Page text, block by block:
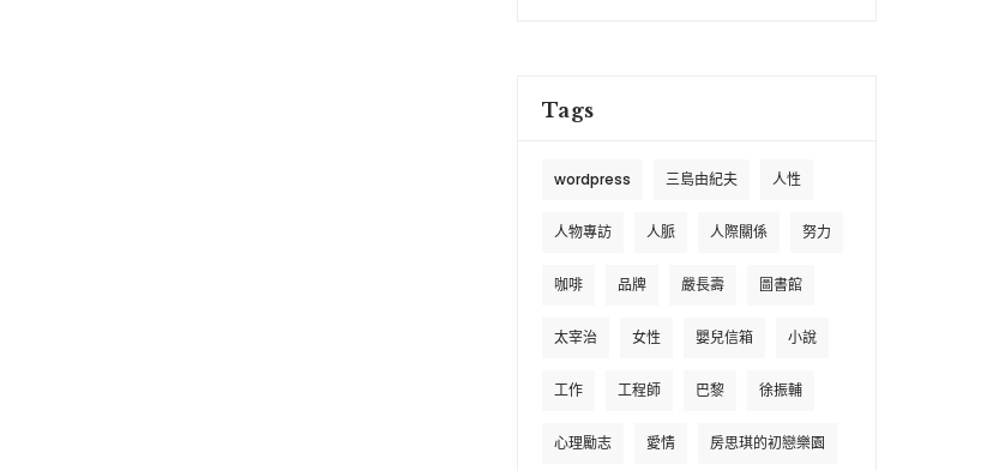
Tags
wordpress 三島由紀夫 人性
人物專訪 人脈 人際關係 努力
咖啡 品牌 嚴長壽 圖書館
太宰治 女性 嬰兒信箱 小說
工作 工程師 巴黎 徐振輔
心理勵志 愛情 房思琪的初戀樂園